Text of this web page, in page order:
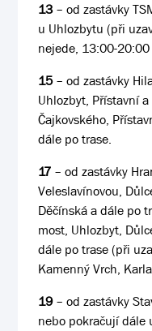
13– od zastávky
u Uhlozbytu (při
nejede, 13:00-
15– od zastávky
Uhlozbyt, Přístavní
Čajkovského,
dále po trase.
17 – od zastávky
Veleslavínovou,
Děčínská a dále po
most, Uhlozbyt,
dále po trase (při
Kamenný Vrch,
19– od zastávky
nebo pokračují dále